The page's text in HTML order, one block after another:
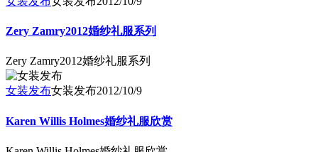
Zery Zamry2012婚纱礼服系列
Zery Zamry2012婚纱礼服系列
女装发布女装发布2012/10/9
Karen Willis Holmes婚纱礼服欣赏